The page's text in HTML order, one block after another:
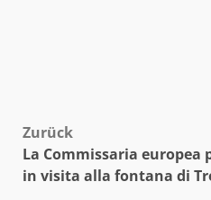
Zurück
La Commissaria europea
in visita alla fontana di